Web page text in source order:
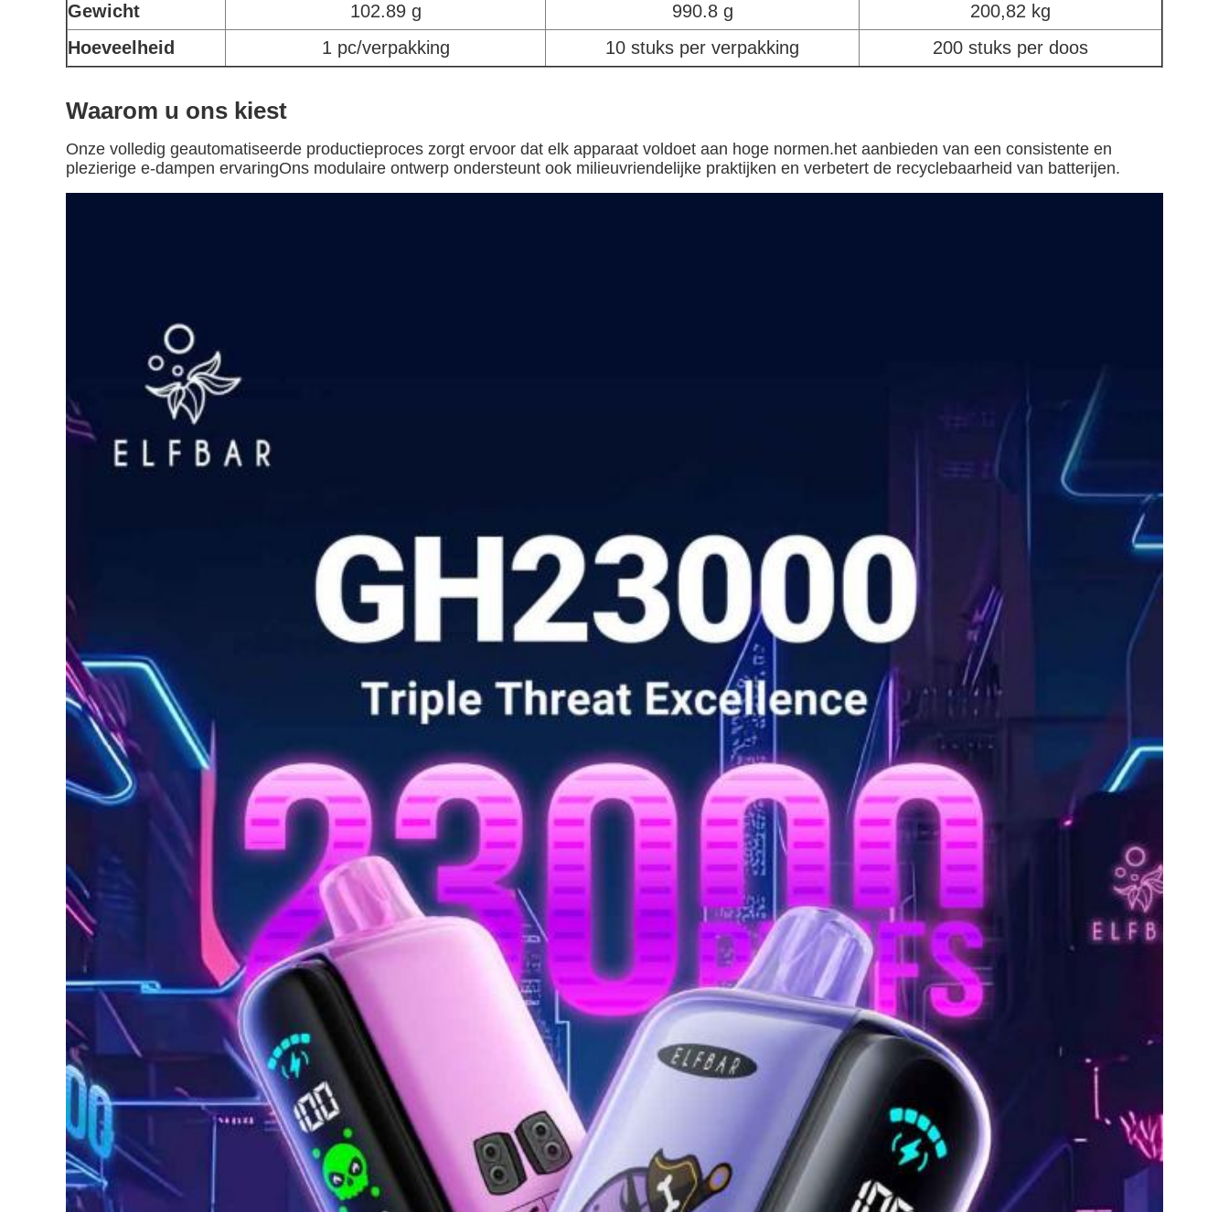
Gewicht
102.89 g 990.8 g
200,82 kg
Hoeveelheid
1 pc/verpakking 10 stuks per verpakking 200 stuks per doos
Waarom u ons kiest
Onze volledig geautomatiseerde productieproces zorgt ervoor dat elk apparaat voldoet aan hoge normen.het aanbieden van een consistente en
plezierige e-dampen ervaringOns modulaire ontwerp ondersteunt ook milieuvriendelijke praktijken en verbetert de recyclebaarheid van batterijen.